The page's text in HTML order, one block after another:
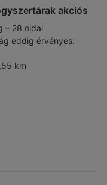
akciós
– 28 oldal
eddig érvényes:
km